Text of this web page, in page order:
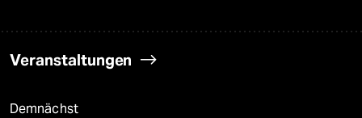
Veranstaltungen
Demnächst